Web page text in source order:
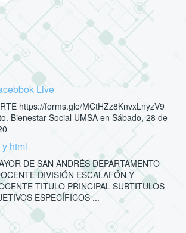
Live
https://forms.gle/MCtHZz8KnvxLnyzV9
Bienestar Social UMSA en Sábado, 28 de
html
DE SAN ANDRÉS DEPARTAMENTO
DIVISIÓN ESCALAFÓN Y
TITULO PRINCIPAL SUBTITULOS
ESPECÍFICOS ...